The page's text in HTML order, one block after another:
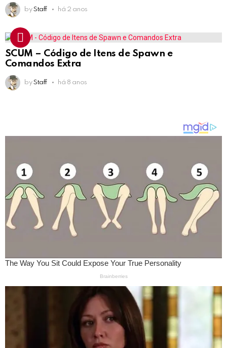
by Staff há 2 anos
SCUM – Código de Itens de Spawn e
Comandos Extra
by Staff há 8 anos